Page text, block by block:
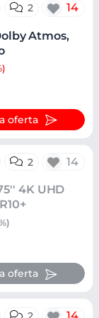
2 14
Atmos,
oferta
2 14
4K UHD
oferta